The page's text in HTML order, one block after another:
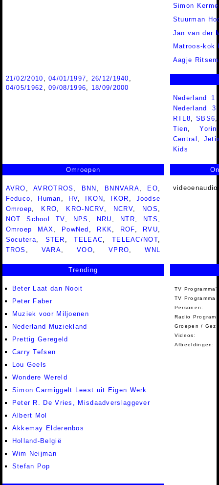
Simon
Stuurman
Jan van der
Matroos-kok
Aagje
21/02/2010 ,04/01/1997 26/12/1940
04/05/1962 ,09/08/1996
18/09/2000
Nederland
Nederland
RTL8,SBS6
Tien,Yorin
Central ,
Kids
Omroepen
AVRO ,AVROTROS BNN BNNVARA EO
Feduco
Human HV IKON IKOR
Joodse
Omroep
KRO KRO-NCRV NCRV NOS
NOT School TV
NPS NRU NTR NTS
Omroep MAX
PowNed RKK ROF RVU
Socutera
STER ,TELEAC TELEAC/NOT
TROS
VARA ,VOO ,VPRO ,WNL
Trending
Beter Laat dan Nooit
Peter Faber
Muziek voor Miljoenen
Nederland Muziekland
Prettig Geregeld
Carry Tefsen
Lou Geels
Wondere Wereld
Simon Carmiggelt Leest uit Eigen Werk
Peter R. De Vries, Misdaadverslaggever
Albert Mol
Akkemay Elderenbos
Holland-België
Wim Neijman
Stefan Pop
TV
TV Programma
Personen:
Radio
Groepen /
Videos:
Afbeeldingen: